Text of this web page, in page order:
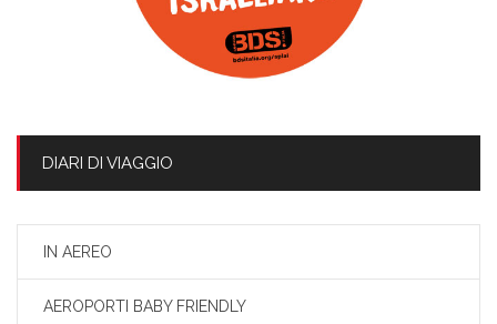
DIARI DI VIAGGIO
IN AEREO
AEROPORTI BABY FRIENDLY